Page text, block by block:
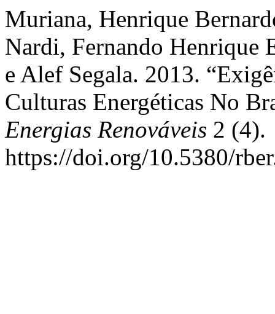
Muriana, Henrique
Nardi, Fernando Henrique
e Alef Segala. 2013.
Culturas Energéticas No
Energias Renováveis 2 (4).
https://doi.org/10.5380/